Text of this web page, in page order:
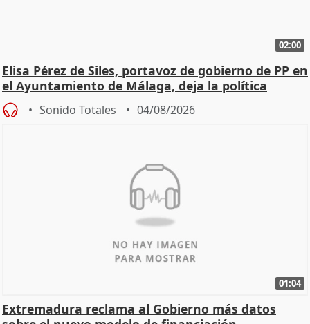
02:00
Elisa Pérez de Siles, portavoz de gobierno de PP en
el Ayuntamiento de Málaga, deja la política
Sonido Totales 04/08/2026
01:04
Extremadura reclama al Gobierno más datos